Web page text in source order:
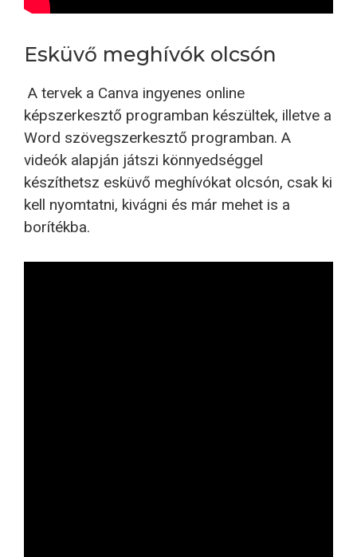
Esküvő meghívók olcsón
A tervek a Canva ingyenes online
képszerkesztő programban készültek, illetve a
Word szövegszerkesztő programban. A
videók alapján játszi könnyedséggel
készíthetsz esküvő meghívókat olcsón, csak ki
kell nyomtatni, kivágni és már mehet is a
borítékba.